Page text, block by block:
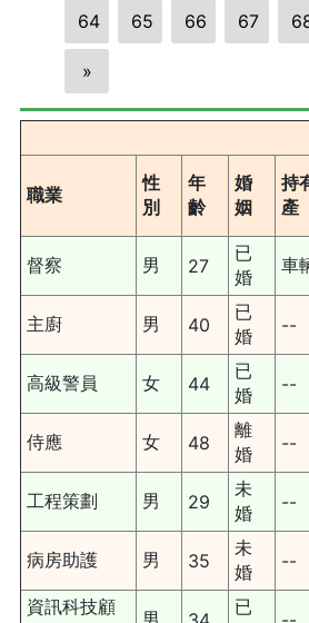
64 65 66 67
»
職業
性
別
年
齡
婚
姻
持
產
督察 男 27
已
婚
車
主廚 男 40
已
婚
--
高級警員 女 44
已
婚
--
侍應 女 48
離
婚
--
工程策劃 男 29
未
婚
--
病房助護 男 35
未
婚
--
資訊科技顧
已